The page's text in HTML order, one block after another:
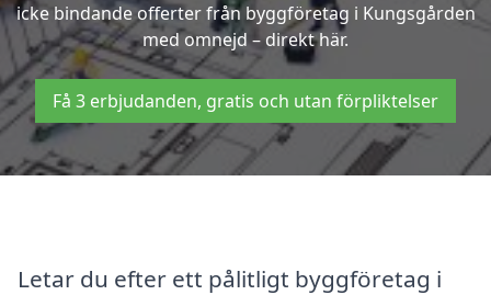
icke bindande offerter från byggföretag i Kungsgården
med omnejd – direkt här.
Få 3 erbjudanden, gratis och utan förpliktelser
Letar du efter ett pålitligt byggföretag i